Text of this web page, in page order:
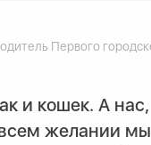
Первого
и кошек. А нас,
желании